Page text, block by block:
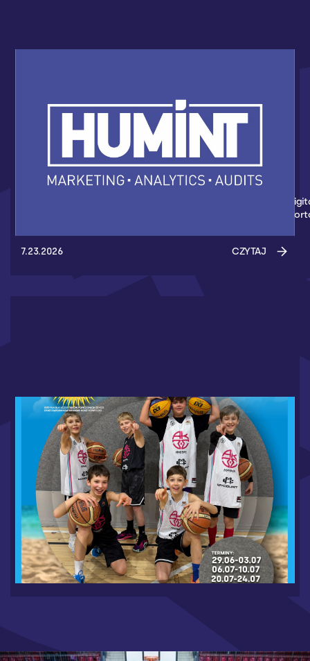
HUMINT NOWYM PARTNEREM AKADEMII
KOSZYKÓWKI 3X3
Nowym partnerem Akademii Koszykówki 3x3 został Humint
Marketing - Agencja z Gdańska, która wspiera wydarzenia
7.23.2026 CZYTAJ
WAKACJE W MYCOURT 2026 - RUSZAMY Z
ZAPISAMI
6.19.2026 CZYTAJ